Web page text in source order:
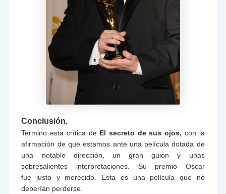
Conclusión.
Termino esta crítica de El secreto de sus ojos, con la
afirmación de que estamos ante una película dotada de
una notable dirección, un gran guión y unas
sobresalientes interpretaciones. Su premio Oscar
fue justo y merecido. Esta es una película que no
deberían perderse.